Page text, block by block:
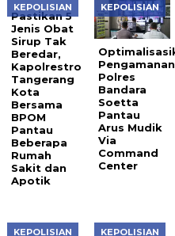
KEPOLISIAN
Pastikan 5
Jenis Obat
Sirup Tak
Beredar,
Kapolrestro
Tangerang
Kota
Bersama
BPOM
Pantau
Beberapa
Rumah
Sakit dan
Apotik
KEPOLISIAN
Pengamanan
Polres
Bandara
Soetta
Pantau
Arus Mudik
Via
Command
Center
KEPOLISIAN KEPOLISIAN